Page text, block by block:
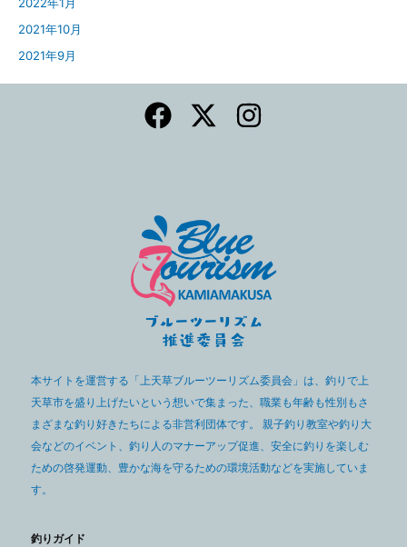
2021年10月
2021年9月
本サイトを運営する「上天草ブルーツーリズム委員会」は、釣りで上
天草市を盛り上げたいという想いで集まった、職業も年齢も性別もさ
まざまな釣り好きたちによる非営利団体です。 親子釣り教室や釣り大
会などのイベント、釣り人のマナーアップ促進、安全に釣りを楽しむ
ための啓発運動、豊かな海を守るための環境活動などを実施していま
す。
釣りガイド